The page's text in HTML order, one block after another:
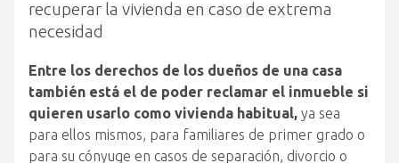
recuperar la vivienda en caso de extrema
necesidad
Entre los derechos de los dueños de una casa
también está el de poder reclamar el inmueble si
quieren usarlo como vivienda habitual, ya sea
para ellos mismos, para familiares de primer grado o
para su cónyuge en casos de separación, divorcio o